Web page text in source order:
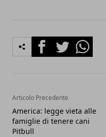
FacebookTwitterWhatsapp
Articolo Precedente
America: legge vieta alle
famiglie di tenere cani
Pitbull